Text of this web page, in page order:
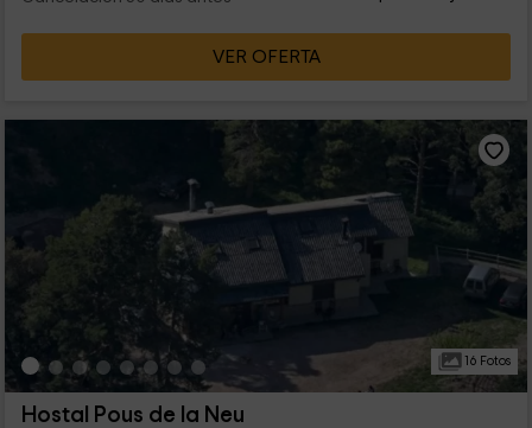
VER OFERTA
16 Fotos
Hostal Pous de la Neu